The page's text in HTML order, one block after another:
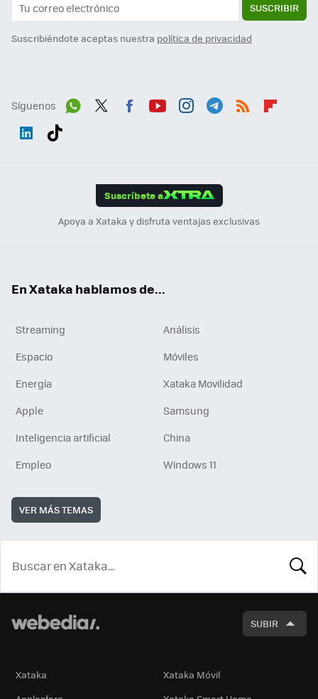
SUSCRIBIR
Suscribiéndote aceptas nuestra política de privacidad
Síguenos
Suscríbete a
Apoya a Xataka y disfruta ventajas exclusivas
En Xataka hablamos de...
Streaming
Análisis
Espacio
Móviles
Energía
Xataka Movilidad
Apple
Samsung
Inteligencia artificial
China
Empleo
Windows 11
VER MÁS TEMAS
SUBIR
Xataka
Xataka Móvil